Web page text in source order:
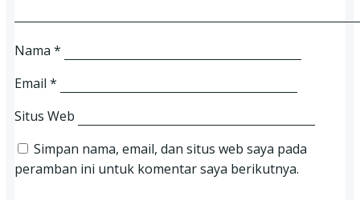
Nama *
Email *
Situs Web
Simpan nama, email, dan situs web saya pada
peramban ini untuk komentar saya berikutnya.